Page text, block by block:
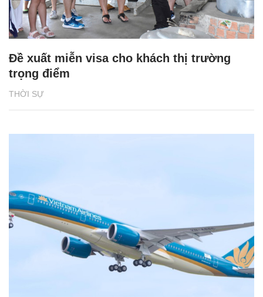
THỜI SỰ
Đề xuất miễn visa cho khách thị trường
trọng điểm